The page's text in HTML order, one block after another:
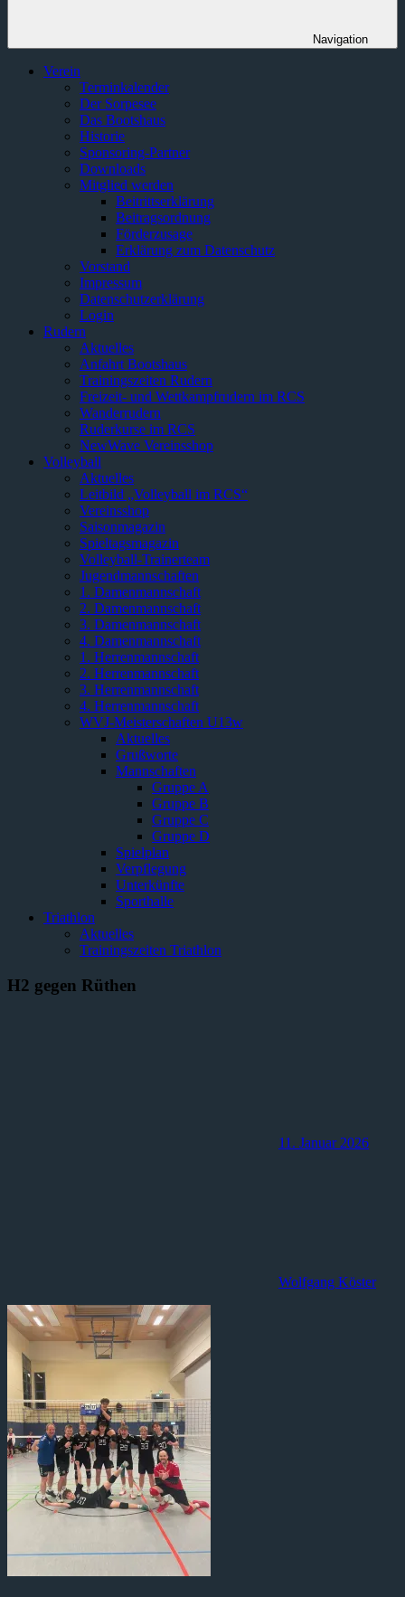
Navigation
Verein
Terminkalender
Der Sorpesee
Das Bootshaus
Historie
Sponsoring-Partner
Downloads
Mitglied werden
Beitrittserklärung
Beitragsordnung
Förderzusage
Erklärung zum Datenschutz
Vorstand
Impressum
Datenschutzerklärung
Login
Rudern
Aktuelles
Anfahrt Bootshaus
Trainingszeiten Rudern
Freizeit- und Wettkampfrudern im RCS
Wanderrudern
Ruderkurse im RCS
NewWave Vereinsshop
Volleyball
Aktuelles
Leitbild „Volleyball im RCS“
Vereinsshop
Saisonmagazin
Spieltagsmagazin
Volleyball-Trainerteam
Jugendmannschaften
1. Damenmannschaft
2. Damenmannschaft
3. Damenmannschaft
4. Damenmannschaft
1. Herrenmannschaft
2. Herrenmannschaft
3. Herrenmannschaft
4. Herrenmannschaft
WVJ-Meisterschaften U13w
Aktuelles
Grußworte
Mannschaften
Gruppe A
Gruppe B
Gruppe C
Gruppe D
Spielplan
Verpflegung
Unterkünfte
Sporthalle
Triathlon
Aktuelles
Trainingszeiten Triathlon
H2 gegen Rüthen
11. Januar 2026
Wolfgang Köster